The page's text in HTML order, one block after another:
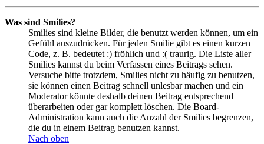
Was sind Smilies?
Smilies sind kleine Bilder, die benutzt werden können, um ein
Gefühl auszudrücken. Für jeden Smilie gibt es einen kurzen
Code, z. B. bedeutet :) fröhlich und :( traurig. Die Liste aller
Smilies kannst du beim Verfassen eines Beitrags sehen.
Versuche bitte trotzdem, Smilies nicht zu häufig zu benutzen,
sie können einen Beitrag schnell unlesbar machen und ein
Moderator könnte deshalb deinen Beitrag entsprechend
überarbeiten oder gar komplett löschen. Die Board-
Administration kann auch die Anzahl der Smilies begrenzen,
die du in einem Beitrag benutzen kannst.
Nach oben